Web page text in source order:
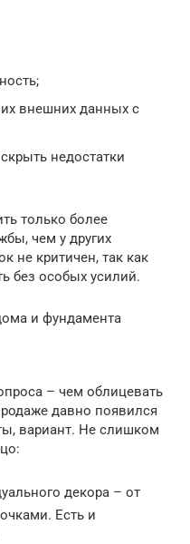
внешних данных с
недостатки
только более
чем у других
не критичен, так как
без особых усилий.
и фундамента
– чем облицевать
давно появился
вариант. Не слишком
декора – от
Есть и